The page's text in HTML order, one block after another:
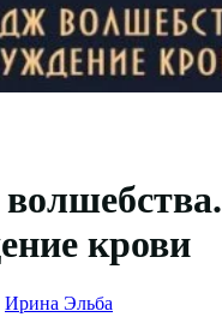
крови
Ирина Эльба